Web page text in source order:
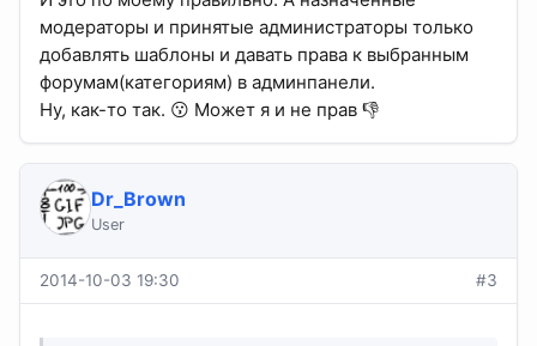
модераторы и принятые администраторы только
добавлять шаблоны и давать права к выбранным
форумам(категориям) в админпанели.
Ну, как-то так. 😗 Может я и не прав 👎
Dr_Brown
User
2014-10-03 19:30 #3